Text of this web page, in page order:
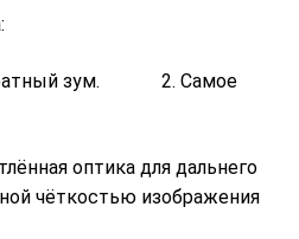
зум. 2. Самое
оптика для дальнего
чёткостью изображения